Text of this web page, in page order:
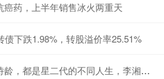
癌药，上半年销售冰火两重天
债下跌1.98%，转股溢价率25.51%
二代的不同人生，李湘教育理念到底赢在哪里